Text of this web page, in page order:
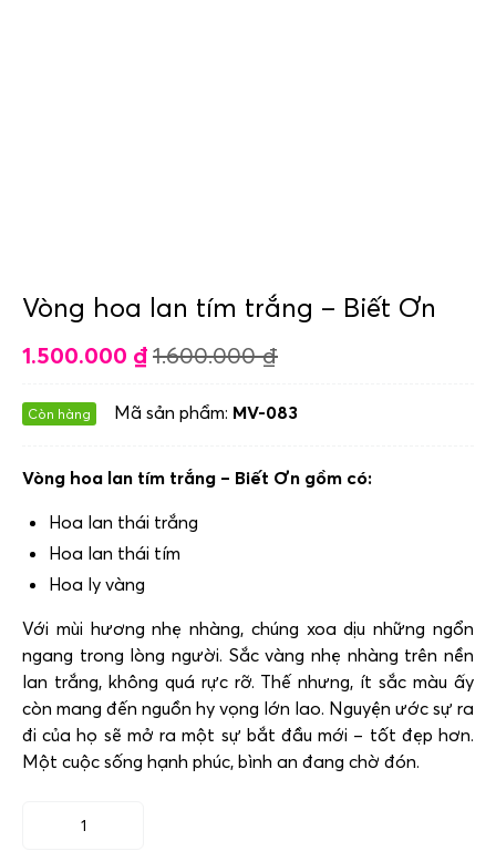
Vòng hoa lan tím trắng – Biết Ơn
1.500.000 ₫ 1.600.000₫
Còn hàng Mã sản phẩm: MV-083
Vòng hoa lan tím trắng – Biết Ơn gồm có:
Hoa lan thái trắng
Hoa lan thái tím
Hoa ly vàng
Với mùi hương nhẹ nhàng, chúng xoa dịu những ngổn
ngang trong lòng người. Sắc vàng nhẹ nhàng trên nền
lan trắng, không quá rực rỡ. Thế nhưng, ít sắc màu ấy
còn mang đến nguồn hy vọng lớn lao. Nguyện ước sự ra
đi của họ sẽ mở ra một sự bắt đầu mới – tốt đẹp hơn.
Một cuộc sống hạnh phúc, bình an đang chờ đón.
Vòng